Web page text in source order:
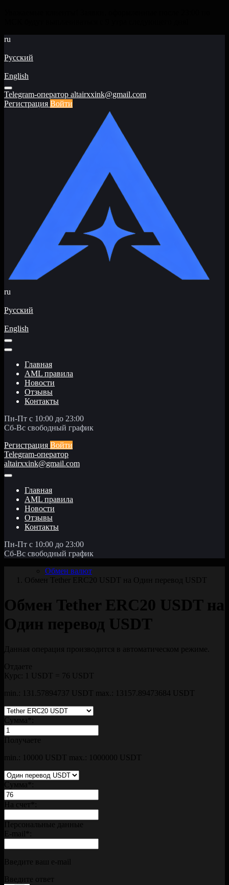
ru
Русский
English
Telegram-оператор altairxxink@gmail.com
Регистрация Войти
ru
Русский
English
Главная
AML правила
Новости
Отзывы
Контакты
Пн-Пт с 10:00 до 23:00
Сб-Вс свободный график
Регистрация Войти
Telegram-оператор
altairxxink@gmail.com
Главная
AML правила
Новости
Отзывы
Контакты
Пн-Пт с 10:00 до 23:00
Сб-Вс свободный график
Обмен валют
Обмен Tether ERC20 USDT на Один перевод USDT
Обмен Tether ERC20 USDT на
Один перевод USDT
Данная операция производится в автоматическом режиме.
Отдаете
Курс:
1 USDT = 76 USDT
min.: 131.57894737 USDT
max.: 13157.89473684 USDT
Сумма
Получаете
min.: 10000 USDT
max.: 1000000 USDT
Сумма
На счет
Персональные данные
E-mail
Введите ваш e-mail
Введите ответ